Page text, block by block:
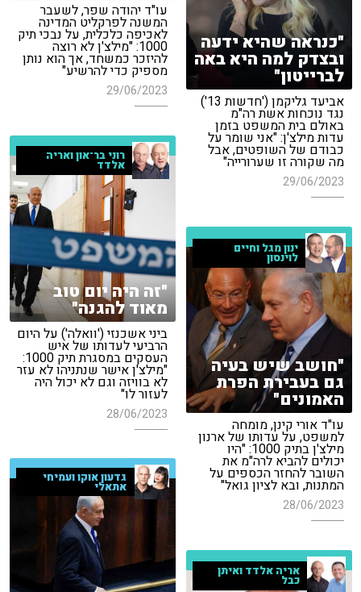
עו"ד יהודה שפר, לשעבר
המשנה לפרקליט המדינה
לאכיפה כלכלית, על נבכי תיק
1000: "מילצ'ן לא רוצה
להיזכר כמשחד, אך הוא נותן
מספיק כדי להרשיע"
29/06/2023
"כנראה שהיא ידעה
ובצדק למה היא באה
לברייטון"
אביעד גליקמן ('חדשות 13')
נגד נוכחות אשת רה"מ
באולם בית המשפט בזמן
עדות מילצ'ן: "אני שומר על
כבודם של השופטים, אבל
מה שקורה זו שערורייה"
29/06/2023
רוני בר־און ואריה
אלדד
"זה היה יום טוב
מאוד להגנה"
ביני אשכנזי ('וואלה') על היום
הרביעי לעדותו של איש
העסקים במסגרת תיק 1000:
"מילצ'ן אישר שנתניהו לא עזר
לא בוויזה וגם לא יכול היה
לעזור לו"
28/06/2023
ינון מגל וחיים
לוינסון
"חושב שיש בעיה
גם בעבירת הפרת
האמונים"
עו"ד אורי קינן, מומחה
למשפט, על עדותו של ארנון
מילצ'ן בתיק 1000: "היו
יכולים להביא לרה"מ את
השובר להחזר הכספים על
המתנות, ובא לציון גואל"
28/06/2023
גדעון אוקו ועמיחי
אתאלי
אריה אלדד ואיתן
כבל